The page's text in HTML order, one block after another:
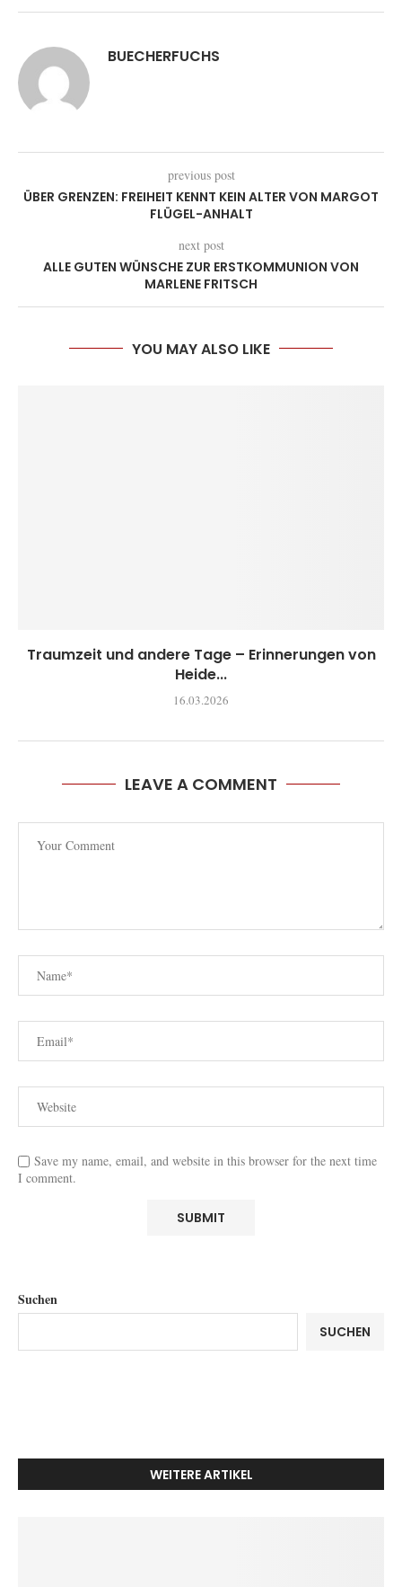
BUECHERFUCHS
previous post
ÜBER GRENZEN: FREIHEIT KENNT KEIN ALTER VON MARGOT
FLÜGEL-ANHALT
next post
ALLE GUTEN WÜNSCHE ZUR ERSTKOMMUNION VON
MARLENE FRITSCH
YOU MAY ALSO LIKE
Traumzeit und andere Tage – Erinnerungen von
Heide...
16.03.2026
LEAVE A COMMENT
Save my name, email, and website in this browser for the next time
I comment.
Suchen
SUCHEN
WEITERE ARTIKEL